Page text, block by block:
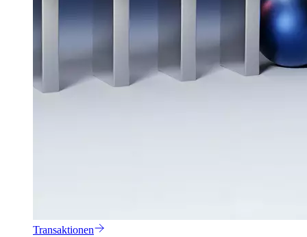
Transaktionen